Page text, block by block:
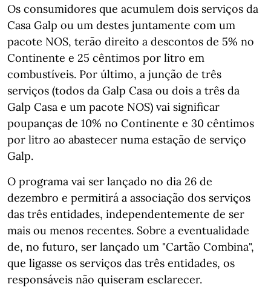
Os consumidores que acumulem dois serviços da
Casa Galp ou um destes juntamente com um
pacote NOS, terão direito a descontos de 5% no
Continente e 25 cêntimos por litro em
combustíveis. Por último, a junção de três
serviços (todos da Galp Casa ou dois a três da
Galp Casa e um pacote NOS) vai significar
poupanças de 10% no Continente e 30 cêntimos
por litro ao abastecer numa estação de serviço
Galp.
O programa vai ser lançado no dia 26 de
dezembro e permitirá a associação dos serviços
das três entidades, independentemente de ser
mais ou menos recentes. Sobre a eventualidade
de, no futuro, ser lançado um "Cartão Combina",
que ligasse os serviços das três entidades, os
responsáveis não quiseram esclarecer.